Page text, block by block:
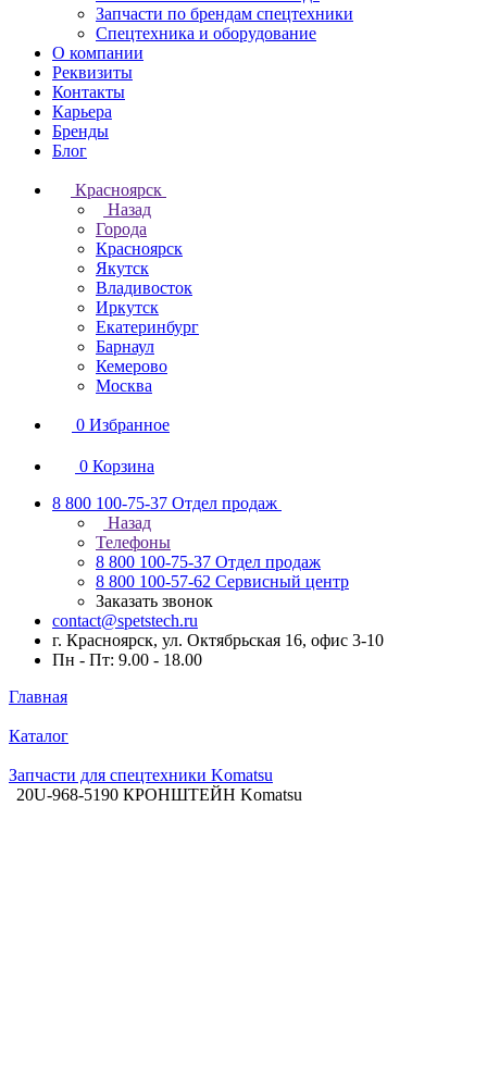
Запчасти по брендам спецтехники
Спецтехника и оборудование
О компании
Реквизиты
Контакты
Карьера
Бренды
Блог
Красноярск
Назад
Города
Красноярск
Якутск
Владивосток
Иркутск
Екатеринбург
Барнаул
Кемерово
Москва
0 Избранное
0 Корзина
8 800 100-75-37 Отдел продаж
Назад
Телефоны
8 800 100-75-37 Отдел продаж
8 800 100-57-62 Сервисный центр
Заказать звонок
contact@spetstech.ru
г. Красноярск, ул. Октябрьская 16, офис 3-10
Пн - Пт: 9.00 - 18.00
Главная
Каталог
Запчасти для спецтехники Komatsu
20U-968-5190 КРОНШТЕЙН Komatsu